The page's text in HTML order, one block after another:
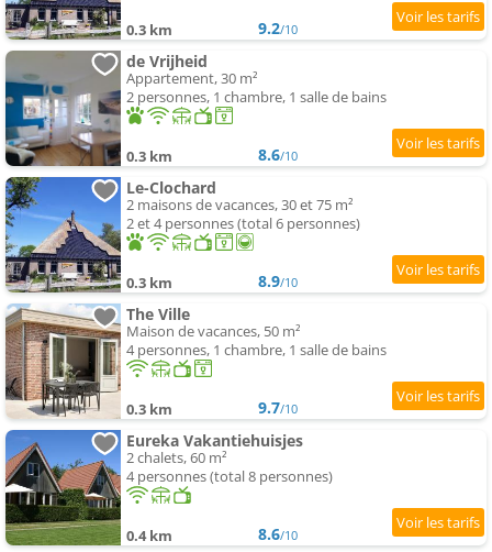
0.3 km 9.2/10
de Vrijheid
Appartement, 30 m²
2 personnes, 1 chambre, 1 salle de bains
0.3 km 8.6/10
Le-Clochard
2 maisons de vacances, 30 et 75 m²
2 et 4 personnes (total 6 personnes)
0.3 km 8.9/10
The Ville
Maison de vacances, 50 m²
4 personnes, 1 chambre, 1 salle de bains
0.3 km 9.7/10
Eureka Vakantiehuisjes
2 chalets, 60 m²
4 personnes (total 8 personnes)
0.4 km 8.6/10